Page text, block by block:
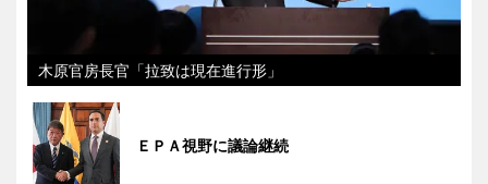
木原官房長官「拉致は現在進行形」
ＥＰＡ視野に議論継続